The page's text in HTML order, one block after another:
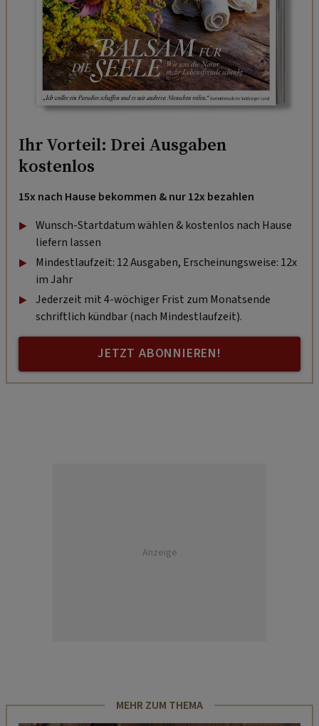
Ihr Vorteil: Drei Ausgaben
kostenlos
15x nach Hause bekommen & nur 12x bezahlen
Wunsch-Startdatum wählen & kostenlos nach Hause
liefern lassen
Mindestlaufzeit: 12 Ausgaben, Erscheinungsweise: 12x
im Jahr
Jederzeit mit 4-wöchiger Frist zum Monatsende
schriftlich kündbar (nach Mindestlaufzeit).
JETZT ABONNIEREN!
Anzeige
MEHR ZUM THEMA